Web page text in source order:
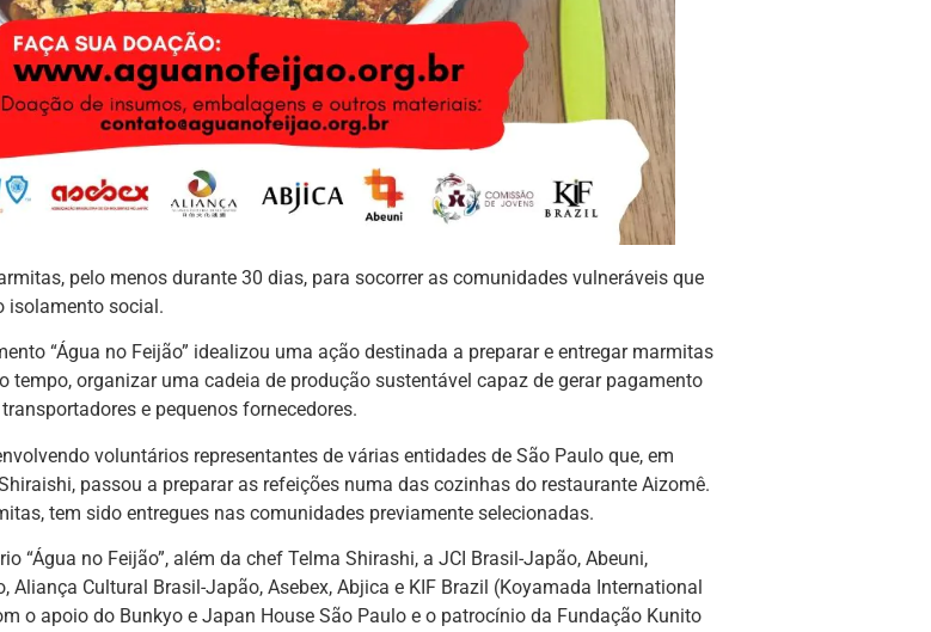
pelo menos durante 30 dias, para socorrer as comunidades vulneráveis que
isolamento social.
“Água no Feijão” idealizou uma ação destinada a preparar e entregar marmitas
tempo, organizar uma cadeia de produção sustentável capaz de gerar pagamento
e pequenos fornecedores.
voluntários representantes de várias entidades de São Paulo que, em
passou a preparar as refeições numa das cozinhas do restaurante Aizomê.
tem sido entregues nas comunidades previamente selecionadas.
“Água no Feijão”, além da chef Telma Shirashi, a JCI Brasil-Japão, Abeuni,
Aliança Cultural Brasil-Japão, Asebex, Abjica e KIF Brazil (Koyamada International
o apoio do Bunkyo e Japan House São Paulo e o patrocínio da Fundação Kunito